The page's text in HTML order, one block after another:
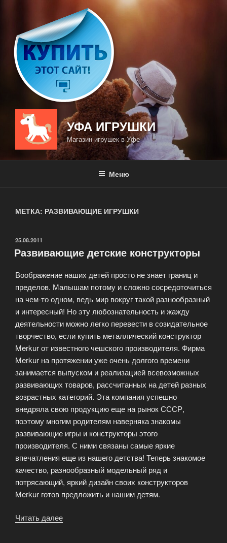
содержимому
УФА ИГРУШКИ
Магазин игрушек в Уфе
Меню
МЕТКА: РАЗВИВАЮЩИЕ ИГРУШКИ
ОПУБЛИКОВАНО
25.08.2011
Развивающие детские конструкторы
Воображение наших детей просто не знает границ и
пределов. Малышам потому и сложно сосредоточиться
на чем-то одном, ведь мир вокруг такой разнообразный
и интересный! Но эту любознательность и жажду
деятельности можно легко перевести в созидательное
творчество, если купить металлический конструктор
Merkur от известного чешского производителя. Фирма
Merkur на протяжении уже очень долгого времени
занимается выпуском и реализацией всевозможных
развивающих товаров, рассчитанных на детей разных
возрастных категорий. Эта компания успешно
внедряла свою продукцию еще на рынок СССР,
поэтому многим родителям наверняка знакомы
развивающие игры и конструкторы этого
производителя. С ними связаны самые яркие
впечатления еще из нашего детства! Теперь знакомое
качество, разнообразный модельный ряд и
потрясающий, яркий дизайн своих конструкторов
Merkur готов предложить и нашим детям.
Читать далее